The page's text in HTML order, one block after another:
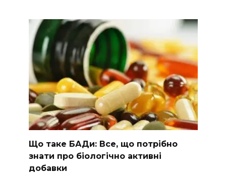
Що таке БАДи: Все, що потрібно
знати про біологічно активні
добавки